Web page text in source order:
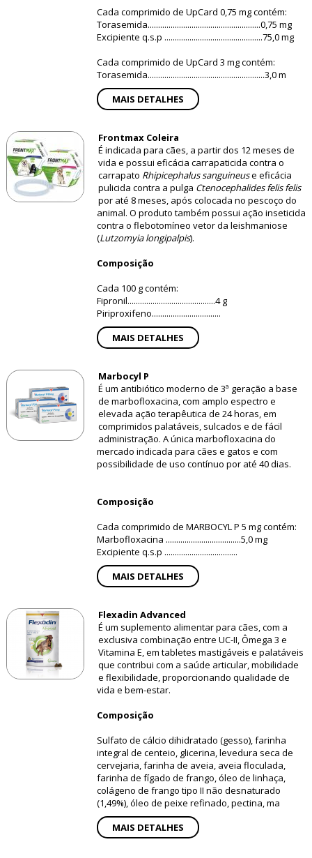
Cada comprimido de UpCard 0,75 mg contém:
Torasemida......................................................0,75 mg
Excipiente q.s.p ...............................................75,0 mg
Cada comprimido de UpCard 3 mg contém:
Torasemida........................................................3,0 m
MAIS DETALHES
Frontmax Coleira
É indicada para cães, a partir dos 12 meses de
vida e possui eficácia carrapaticida contra o
carrapato Rhipicephalus sanguineuse eficácia
pulicida contra a pulga Ctenocephalides felis felis
por até 8 meses, após colocada no pescoço do
animal. O produto também possui ação inseticida
contra o flebotomíneo vetor da leishmaniose
(Lutzomyia longipalpis).
Composição
Cada 100 g contém:
Fipronil..........................................4 g
Piriproxifeno.................................
MAIS DETALHES
Marbocyl P
É um antibiótico moderno de 3ª geração a base
de marbofloxacina, com amplo espectro e
elevada ação terapêutica de 24 horas, em
comprimidos palatáveis, sulcados e de fácil
administração. A única marbofloxacina do
mercado indicada para cães e gatos e com
possibilidade de uso contínuo por até 40 dias.
Composição
Cada comprimido de MARBOCYL P 5 mg contém:
Marbofloxacina ....................................5,0 mg
Excipiente q.s.p ...................................
MAIS DETALHES
Flexadin Advanced
É um suplemento alimentar para cães, com a
exclusiva combinação entre UC-II, Ômega 3 e
Vitamina E, em tabletes mastigáveis e palatáveis
que contribui com a saúde articular, mobilidade
e flexibilidade, proporcionando qualidade de
vida e bem-estar.
Composição
Sulfato de cálcio dihidratado (gesso), farinha
integral de centeio, glicerina, levedura seca de
cervejaria, farinha de aveia, aveia floculada,
farinha de fígado de frango, óleo de linhaça,
colágeno de frango tipo II não desnaturado
(1,49%), óleo de peixe refinado, pectina, ma
MAIS DETALHES